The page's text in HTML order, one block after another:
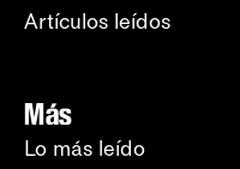
Artículos leídos
Más
Lo más leído